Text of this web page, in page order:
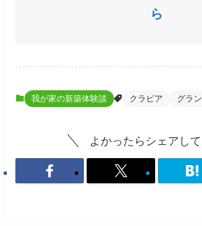
ら
我が家の新築体験談 クラピア グラ
よかったらシェアして